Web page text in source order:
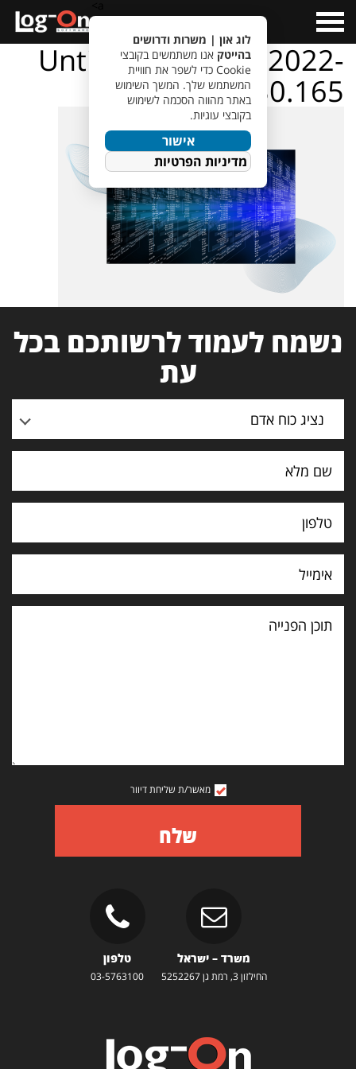
Menu
Untitled design – 2022-
03-22T132430.165
נשמח לעמוד לרשותכם בכל
עת
נציג כוח אדם
תוכן
הפנייה
מאשר/ת שליחת דיוור
שלח
משרד – ישראל
החילזון 3, רמת גן 5252267
טלפון
03-5763100
לוג און | משרות ודרושים
בהייטק אנו משתמשים בקובצי
Cookie כדי לשפר את חוויית
המשתמש שלך. המשך השימוש
באתר מהווה הסכמה לשימוש
בקובצי עוגיות.
אישור
מדיניות הפרטיות